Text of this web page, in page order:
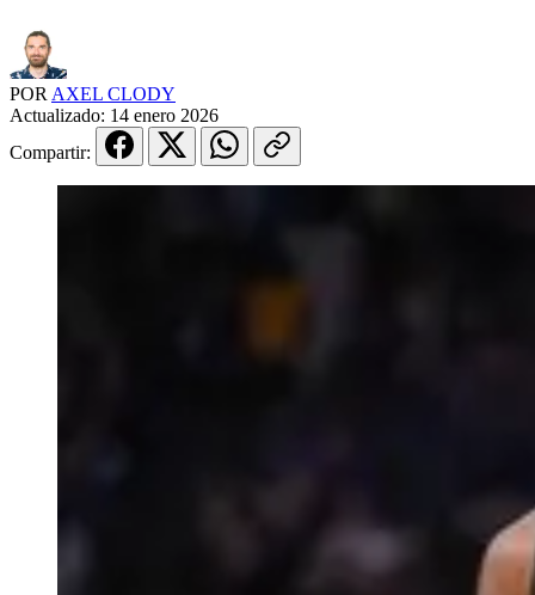
POR AXEL CLODY
Actualizado: 14 enero 2026
Compartir: